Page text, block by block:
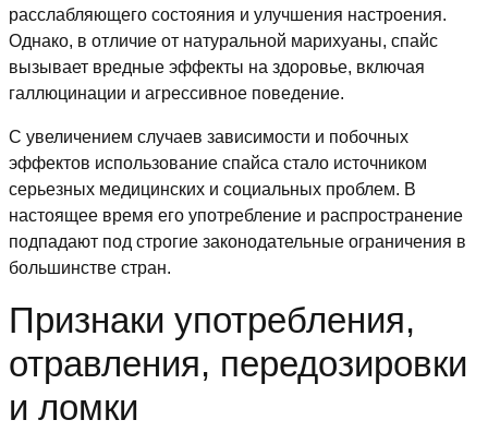
расслабляющего состояния и улучшения настроения.
Однако, в отличие от натуральной марихуаны, спайс
вызывает вредные эффекты на здоровье, включая
галлюцинации и агрессивное поведение.
С увеличением случаев зависимости и побочных
эффектов использование спайса стало источником
серьезных медицинских и социальных проблем. В
настоящее время его употребление и распространение
подпадают под строгие законодательные ограничения в
большинстве стран.
Признаки употребления,
отравления, передозировки
и ломки